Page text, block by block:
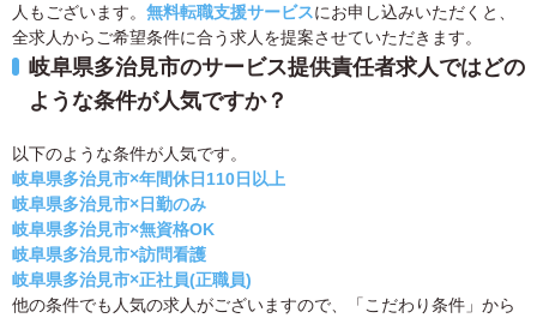
人もございます。 無料転職支援サービスにお申し込みいただくと、
全求人からご希望条件に合う求人を提案させていただきます。
岐阜県多治見市のサービス提供責任者求人ではどの
ような条件が人気ですか？
以下のような条件が人気です。
岐阜県多治見市×年間休日110日以上
岐阜県多治見市×日勤のみ
岐阜県多治見市×無資格OK
岐阜県多治見市×訪問看護
岐阜県多治見市×正社員(正職員)
他の条件でも人気の求人がございますので、「こだわり条件」から